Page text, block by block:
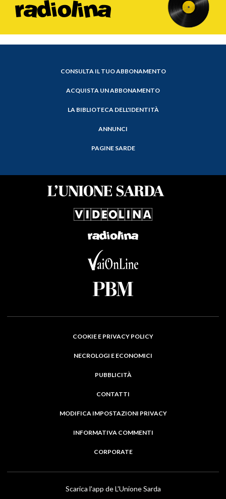
CONSULTA IL TUO ABBONAMENTO
ACQUISTA UN ABBONAMENTO
LA BIBLIOTECA DELL'IDENTITÀ
ANNUNCI
PAGINE SARDE
COOKIE E PRIVACY POLICY
NECROLOGI E ECONOMICI
PUBBLICITÀ
CONTATTI
MODIFICA IMPOSTAZIONI PRIVACY
INFORMATIVA COMMENTI
CORPORATE
Scarica l'app de L'Unione Sarda